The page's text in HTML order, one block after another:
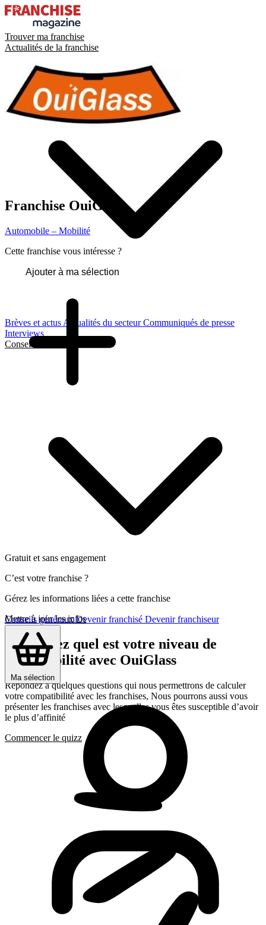
Trouver ma franchise
Actualités de la franchise
Brèves et actus Actualités du secteurCommuniqués de presse
Interviews
Conseils et Guides
Conseils générauxDevenir franchisé Devenir franchiseur
Ma sélection
Franchise OuiGlass
Automobile – Mobilité
Cette franchise vous intéresse ?
Ajouter à ma sélection
Gratuit et sans engagement
C’est votre franchise ?
Gérez les informations liées a cette franchise
Mettre à jour les infos
Découvrez quel est votre niveau de
compatibilité avec OuiGlass
Répondez a quelques questions qui nous permettrons de calculer
votre compatibilité avec les franchises, Nous pourrons aussi vous
présenter les franchises avec lesquelles vous êtes susceptible d’avoir
le plus d’affinité
Commencer le quizz